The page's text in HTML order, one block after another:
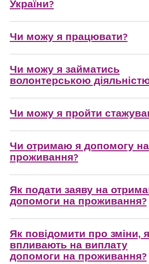
України?
Чи можу я працювати?
Чи можу я займатись
волонтерською
Чи можу я пройти
Чи отримаю я допомогу на
проживання?
Як подати заяву на
допомоги на проживання?
Як повідомити про зміни,
впливають на виплату
допомоги на проживання?